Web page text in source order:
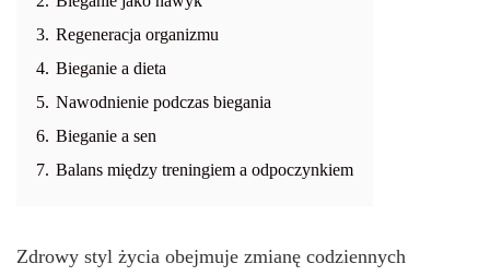
3. Regeneracja organizmu
4. Bieganie a dieta
5. Nawodnienie podczas biegania
6. Bieganie a sen
7. Balans między treningiem a odpoczynkiem
Zdrowy styl życia obejmuje zmianę codziennych